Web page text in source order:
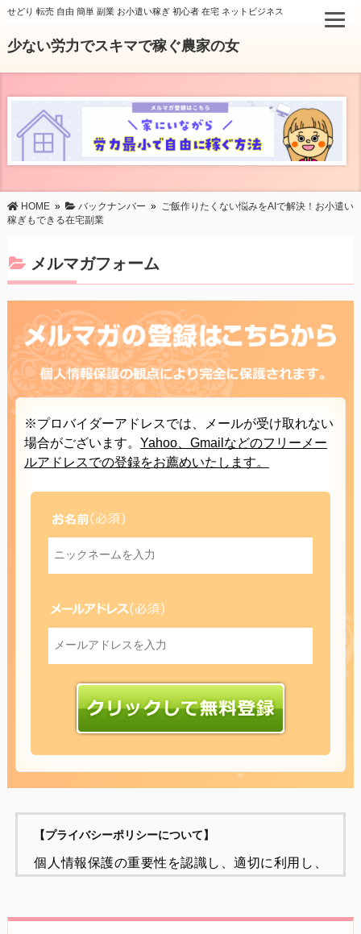
せどり 転売 自由 簡単 副業 お小遣い稼ぎ 初心者 在宅 ネットビジネス
少ない労力でスキマで稼ぐ農家の女
HOME» バックナンバー » ご飯作りたくない悩みをAIで解決！お小遣い
稼ぎもできる在宅副業
メルマガフォーム
※プロバイダーアドレスでは、メールが受け取れない
場合がございます。 Yahoo、Gmailなどのフリーメー
ルアドレスでの登録をお薦めいたします。
【プライバシーポリシーについて】
個人情報保護の重要性を認識し、適切に利用し、